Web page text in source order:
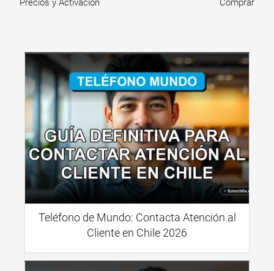
Precios y Activación Comprar
Teléfono de Mundo: Contacta Atención al
Cliente en Chile 2026